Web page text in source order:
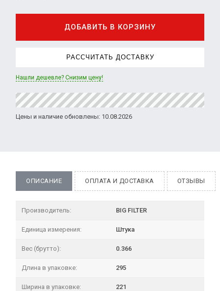
ДОБАВИТЬ В КОРЗИНУ
РАССЧИТАТЬ ДОСТАВКУ
Нашли дешевле? Снизим цену!
Цены и наличие обновлены: 10.08.2026
ОПИСАНИЕ ОПЛАТА И ДОСТАВКА ОТЗЫВЫ
Производитель: BIG FILTER
Единица измерения: Штука
Вес (брутто): 0.366
Длина в упаковке: 295
Ширина в упаковке: 221